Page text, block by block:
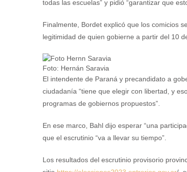
todas las escuelas” y pidió “garantizar que
Finalmente, Bordet explicó que los comicios
legitimidad de quien gobierne a partir del 10
Foto: Hernán Saravia
El intendente de Paraná y precandidato a
ciudadanía “tiene que elegir con libertad, y
programas de gobiernos propuestos”.
En ese marco, Bahl dijo esperar “una
que el escrutinio “va a llevar su tiempo”.
Los resultados del escrutinio provisorio